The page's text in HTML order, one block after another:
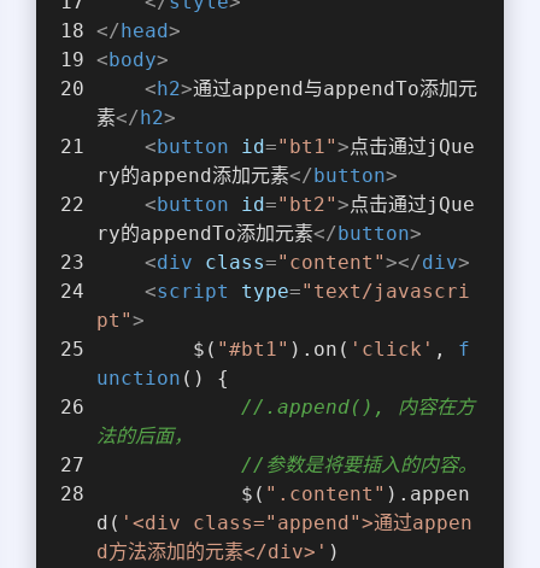
</ head>
< body>
< h2>通过append与appendTo添加元
素</ h2>
< button id="bt1">点击通过jQue
ry的append添加元素</ button>
< button id="bt2">点击通过jQue
ry的appendTo添加元素</ button>
<div class="content"></div>
<script type="text/javascri
pt">
        $(
"#bt1" ).on( 'click' , f
unction ( ) {
//.append(), 内容在方
法的后面，
//参数是将要插入的内容。
            $(
".content" ).appen
d( '<div class="append">通过appen
d方法添加的元素</div>' )